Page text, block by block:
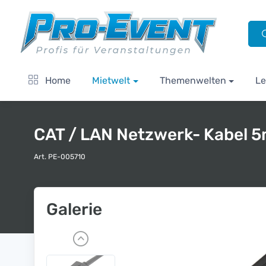
Home Mietwelt Themenwelten
CAT / LAN Netzwerk- Kabel
Art. PE-005710
Galerie
P
r